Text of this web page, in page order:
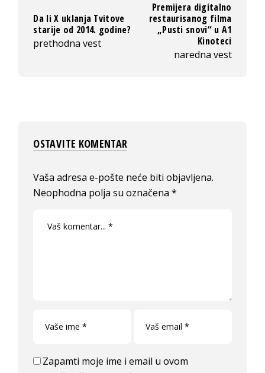
Da li X uklanja Tvitove
starije od 2014. godine?
prethodna vest
Premijera digitalno
restaurisanog filma
„Pusti snovi“ u A1
Kinoteci
naredna vest
OSTAVITE KOMENTAR
Vaša adresa e-pošte neće biti objavljena.
Neophodna polja su označena*
Zapamti moje ime i email u ovom